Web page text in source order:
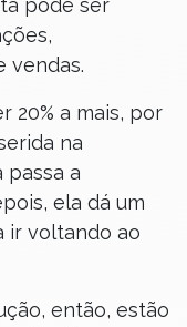
pode ser
vendas.
20% a mais, por
na
a
ela dá um
ir voltando ao
então, estão